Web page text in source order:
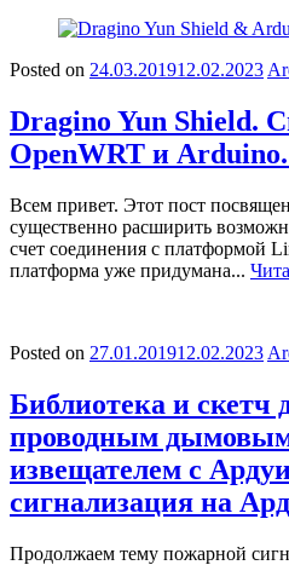
Posted on 24.03.201912.02.2023
Dragino Yun Shield.
OpenWRT и
Всем привет. Этот пост
существенно расширить
счет соединения с платформой
платформа уже придумана...
Posted on 27.01.201912.02.2023
Библиотека и скетч
проводным
извещателем с
сигнализация на
Продолжаем тему пожарной